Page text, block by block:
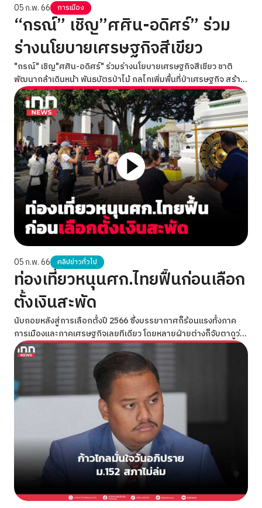
05 ก.พ. 66 การเมือง
“กรณ์” เชิญ”ศศิน-อดิศร์” ร่วม
ร่างนโยบายเศรษฐกิจสีเขียว
"กรณ์" เชิญ"ศศิน-อดิศร์" ร่วมร่างนโยบายเศรษฐกิจสีเขียว ชาติ
พัฒนากล้าเดินหน้า พันธบัตรป่าไม้ กลไกเพิ่มพื้นที่ป่าเศรษฐกิจ สร้าง
รายได้เกษตรกร
05 ก.พ. 66 คลิปข่าวทั่วไป
ท่องเที่ยวหนุนศก.ไทยฟื้นก่อนเลือก
ตั้งเงินสะพัด
นับถอยหลังสู่การเลือกตั้งปี 2566 ซึ่งบรรยากาศก็ร้อนแรงทั้งภาค
การเมืองและภาคเศรษฐกิจเลยทีเดียว โดยหลายฝ่ายต่างก็จับตาดูว่า
เศรษฐกิจไทยในช่วงก่อนที่จะมีการเลือกตั้งนั้นจะเป็นไปในทิศทางใด
การกลับมาของนักท่องเที่ยวชาวจีนจะช่วยให้เศรษฐกิจไทยกลับมา
คึกคักขึ้นได้มากน้อยแค่ไหน